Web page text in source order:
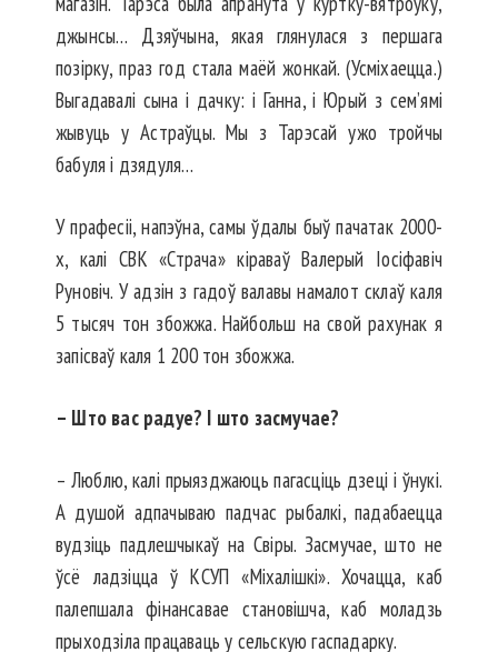
джынсы… Дзяўчына, якая глянулася з першага
позірку, праз год стала маёй жонкай. (Усміхаецца.)
Выгадавалі сына і дачку: і Ганна, і Юрый з сем’ямі
жывуць у Астраўцы. Мы з Тарэсай ужо тройчы
бабуля і дзядуля…
У прафесіі, напэўна, самы ўдалы быў пачатак 2000-
х, калі СВК «Страча» кіраваў Валерый Іосіфавіч
Руновіч. У адзін з гадоў валавы намалот склаў каля
5 тысяч тон збожжа. Найбольш на свой рахунак я
запісваў каля 1 200 тон збожжа.
– Што вас радуе? І што засмучае?
– Люблю, калі прыязджаюць пагасціць дзеці і ўнукі.
А душой адпачываю падчас рыбалкі, падабаецца
вудзіць падлешчыкаў на Свіры. Засмучае, што не
ўсё ладзіцца ў КСУП «Міхалішкі». Хочацца, каб
палепшала фінансавае становішча, каб моладзь
прыходзіла працаваць у сельскую гаспадарку.